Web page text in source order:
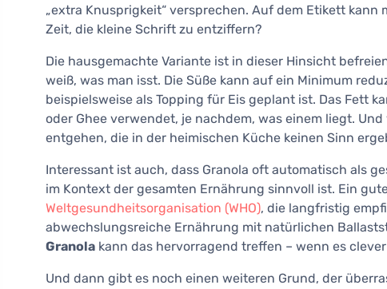
„extra Knusprigkeit“ versprechen. Auf dem Etikett
Zeit, die kleine Schrift zu entziffern?
Die hausgemachte Variante ist in dieser Hinsicht
weiß, was man isst. Die Süße kann auf ein Minimum
beispielsweise als Topping für Eis geplant ist. Das Fett
oder Ghee verwendet, je nachdem, was einem liegt.
entgehen, die in der heimischen Küche keinen Sinn
Interessant ist auch, dass Granola oft automatisch als
im Kontext der gesamten Ernährung sinnvoll ist. Ein
Weltgesundheitsorganisation (WHO), die langfristig
abwechslungsreiche Ernährung mit natürlichen
Granola kann das hervorragend treffen – wenn es
Und dann gibt es noch einen weiteren Grund, der